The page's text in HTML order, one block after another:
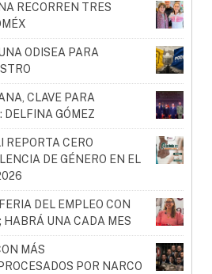
RECORREN TRES
ODISEA PARA
CLAVE PARA
DELFINA GÓMEZ
CERO
DE GÉNERO EN EL
DEL EMPLEO CON
HABRÁ UNA CADA MES
MÁS
POR NARCO